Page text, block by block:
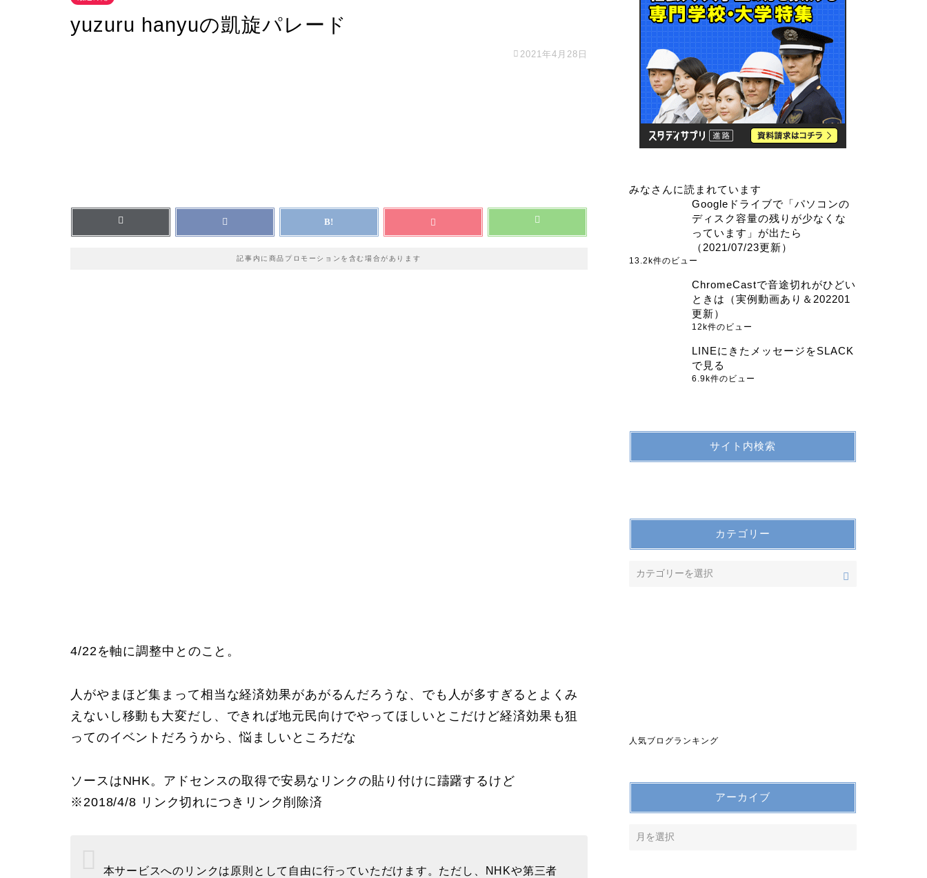
yuzuru hanyuの凱旋パレード
2021年4月28日
記事内に商品プロモーションを含む場合があります
4/22を軸に調整中とのこと。
人がやまほど集まって相当な経済効果があがるんだろうな、でも人が多すぎるとよくみ
えないし移動も大変だし、できれば地元民向けでやってほしいとこだけど経済効果も狙
ってのイベントだろうから、悩ましいところだな
ソースはNHK。アドセンスの取得で安易なリンクの貼り付けに躊躇するけど
※2018/4/8 リンク切れにつきリンク削除済
本サービスへのリンクは原則として自由に行っていただけます。ただし、NHKや第三者
みなさんに読まれています
Googleドライブで「パソコンの
ディスク容量の残りが少なくな
っています」が出たら
（2021/07/23更新）
13.2k件のビュー
ChromeCastで音途切れがひどい
ときは（実例動画あり＆202201
更新）
12k件のビュー
LINEにきたメッセージをSLACK
で見る
6.9k件のビュー
サイト内検索
カテゴリー
人気ブログランキング
アーカイブ